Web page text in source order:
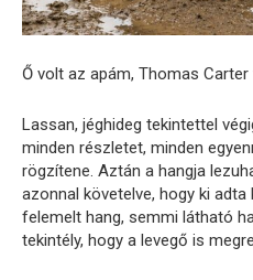
Ő volt az apám, Thomas Carter
Lassan, jéghideg tekintettel
minden részletet, minden
rögzítene. Aztán a hangja
azonnal követelve, hogy ki
felemelt hang, semmi látható
tekintély, hogy a levegő is